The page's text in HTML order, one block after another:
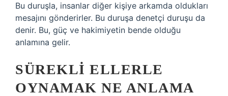
Bu duruşla, insanlar diğer kişiye arkamda oldukları
mesajını gönderirler. Bu duruşa denetçi duruşu da
denir. Bu, güç ve hakimiyetin bende olduğu
anlamına gelir.
SÜREKLI ELLERLE
OYNAMAK NE ANLAMA